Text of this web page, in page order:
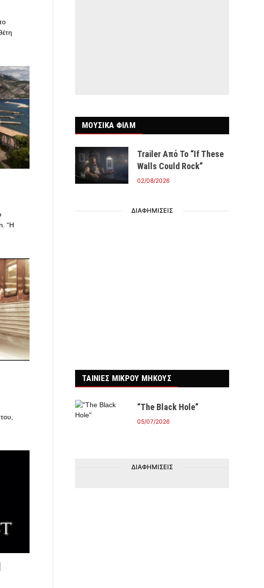
“Η
ΜΟΥΣΙΚΑ ΦΙΛΜ
Trailer Από Το “If These
Walls Could Rock”
02/08/2026
ΔΙΑΦΗΜΙΣΕΙΣ
ΤΑΙΝΙΕΣ ΜΙΚΡΟΥ ΜΗΚΟΥΣ
“The Black Hole”
05/07/2026
ΔΙΑΦΗΜΙΣΕΙΣ